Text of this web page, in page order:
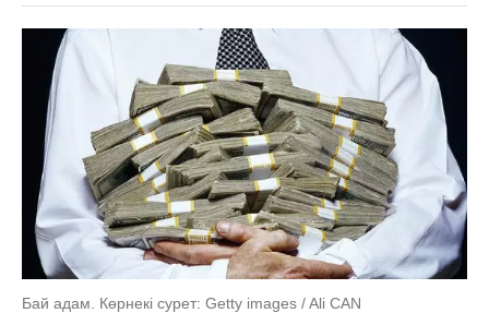
Бай адам. Көрнекі сурет: Getty images / Ali CAN